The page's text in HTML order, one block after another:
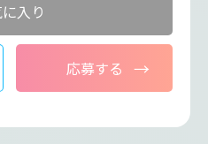
入り
応募する